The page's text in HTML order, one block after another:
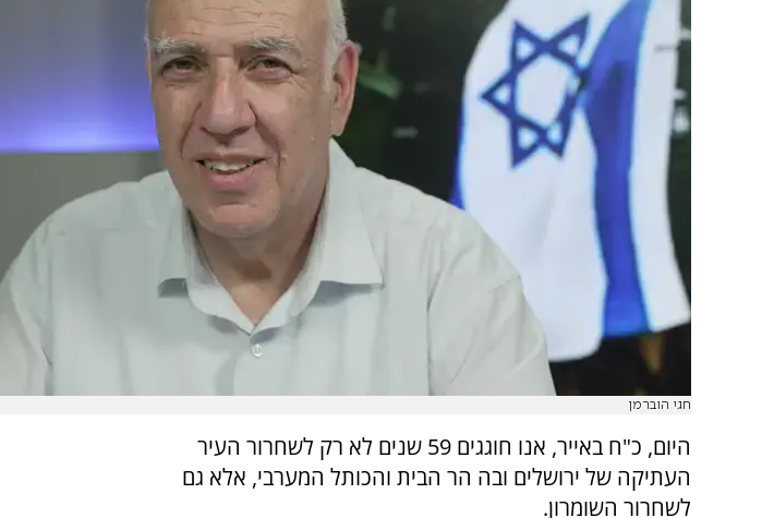
חגי הוברמן
היום, כ"ח באייר, אנו חוגגים 59 שנים לא רק לשחרור העיר
העתיקה של ירושלים ובה הר הבית והכותל המערבי, אלא גם
לשחרור השומרון.